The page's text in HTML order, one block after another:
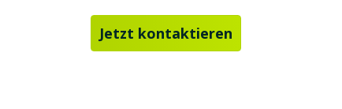
Jetzt kontaktieren